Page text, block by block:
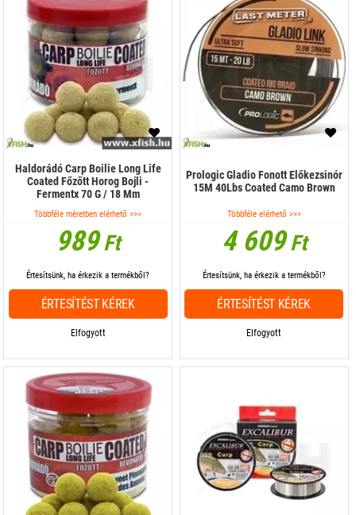
Haldorádó Carp Boilie Long Life
Coated Főzőtt Horog Bojli -
Fermentx 70 G / 18 Mm
Többféle méretben elérhető >>>
989Ft
Elfogyott
Értesítsünk, ha érkezik a termékből?
ÉRTESÍTÉST KÉREK
Prologic Gladio Fonott Előkezsinór
15M 40Lbs Coated Camo Brown
Többféle elérhető >>>
4 609Ft
Elfogyott
Értesítsünk, ha érkezik a termékből?
ÉRTESÍTÉST KÉREK